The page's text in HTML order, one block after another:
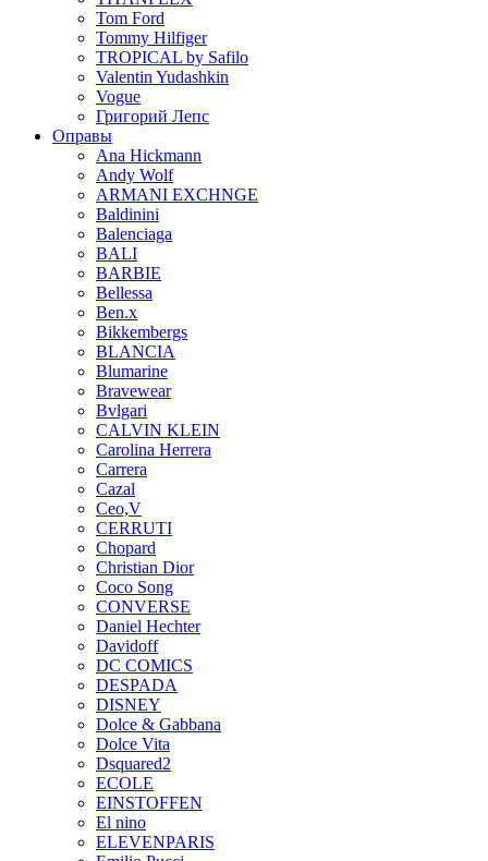
Tom Ford
Tommy Hilfiger
TROPICAL by Safilo
Valentin Yudashkin
Vogue
Григорий Лепс
Оправы
Ana Hickmann
Andy Wolf
ARMANI EXCHNGE
Baldinini
Balenciaga
BALI
BARBIE
Bellessa
Ben.x
Bikkembergs
BLANCIA
Blumarine
Bravewear
Bvlgari
CALVIN KLEIN
Carolina Herrera
Carrera
Cazal
Ceo,V
CERRUTI
Chopard
Christian Dior
Coco Song
CONVERSE
Daniel Hechter
Davidoff
DC COMICS
DESPADA
DISNEY
Dolce & Gabbana
Dolce Vita
Dsquared2
ECOLE
EINSTOFFEN
El nino
ELEVENPARIS